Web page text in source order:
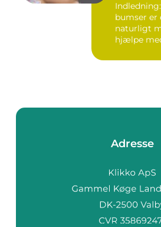
bumser
naturligt
hjælpe
Adresse